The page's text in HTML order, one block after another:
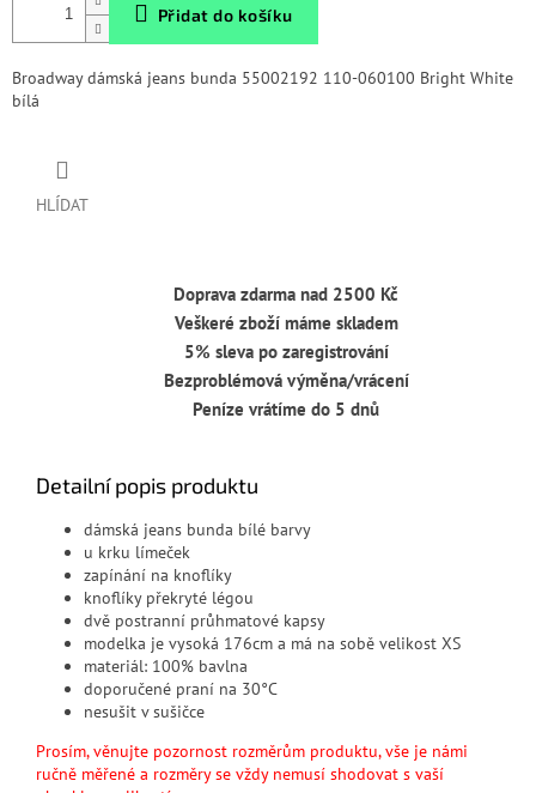
Přidat do košíku
Broadway dámská jeans bunda 55002192 110-060100 Bright White
bílá
HLÍDAT
Doprava zdarma nad 2500 Kč
Veškeré zboží máme skladem
5% sleva po zaregistrování
Bezproblémová výměna/vrácení
Peníze vrátíme do 5 dnů
Detailní popis produktu
dámská jeans bunda bílé barvy
u krku límeček
zapínání na knoflíky
knoflíky překryté légou
dvě postranní průhmatové kapsy
modelka je vysoká 176cm a má na sobě velikost XS
materiál: 100% bavlna
doporučené praní na 30°C
nesušit v sušičce
Prosím, věnujte pozornost rozměrům produktu, vše je námi
ručně měřené a rozměry se vždy nemusí shodovat s vaší